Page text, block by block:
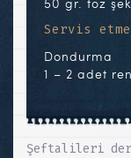
Servis
Dondurma
1 – 2 adet
Şeftalileri